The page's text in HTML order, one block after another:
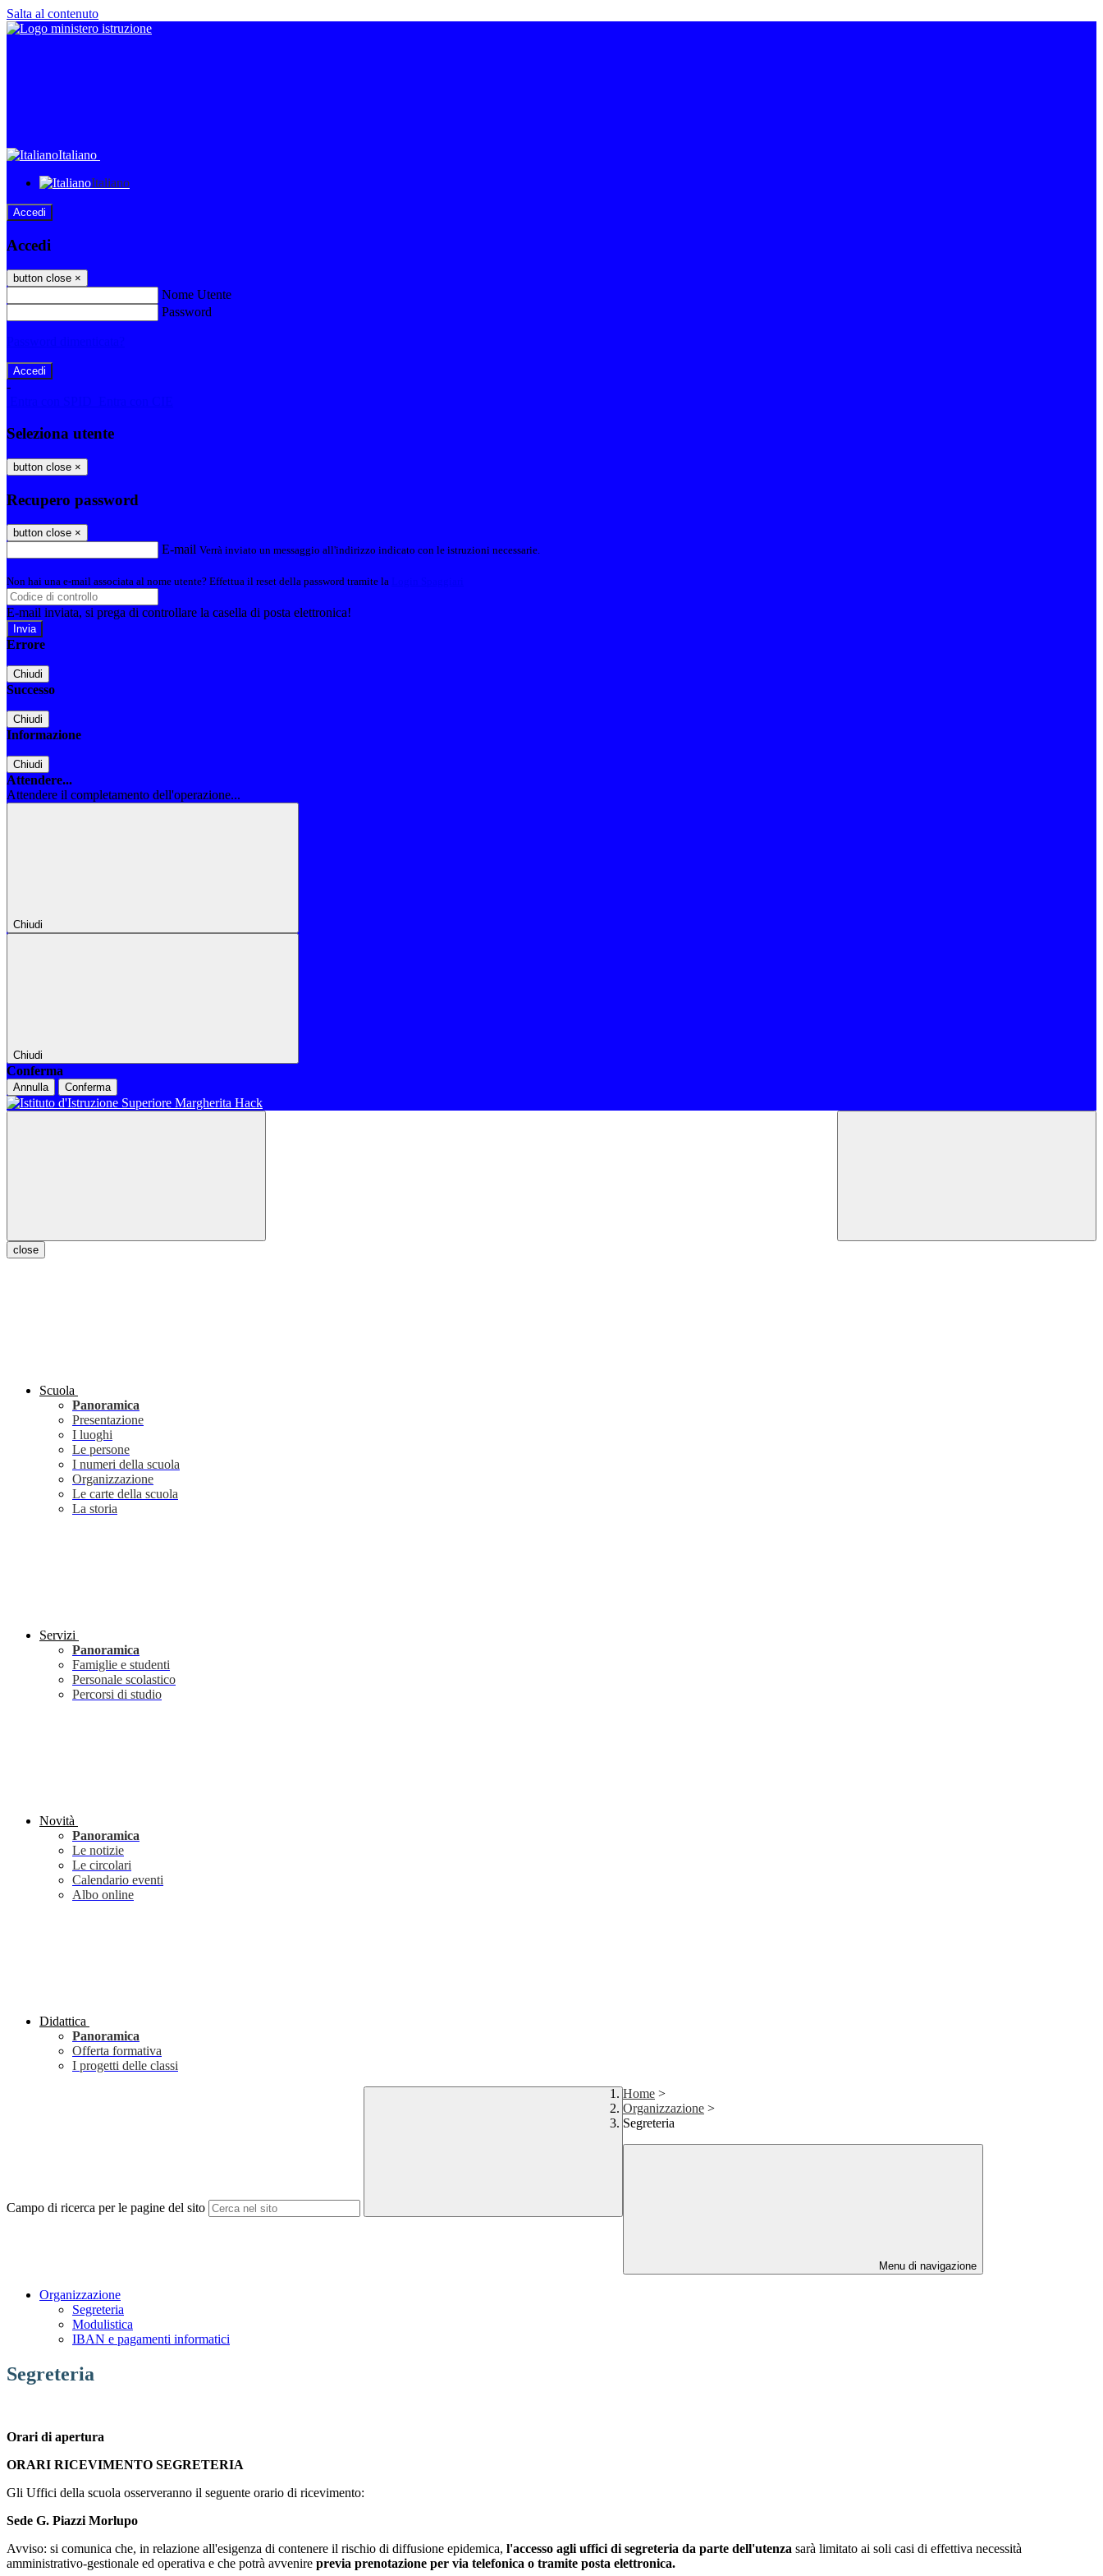
Salta al contenuto
Italiano
Italiano
Accedi
Accedi
button close ×
Nome Utente
Password
-
Seleziona utente
button close ×
Recupero password
button close ×
E-mail Verrà inviato un messaggio all'indirizzo indicato con le istruzioni necessarie.
Non hai una e-mail associata al nome utente? Effettua il reset della password tramite la
E-mail inviata, si prega di controllare la casella di posta elettronica!
Errore
Chiudi
Successo
Chiudi
Informazione
Chiudi
Attendere...
Attendere il completamento dell'operazione...
Chiudi
Chiudi
Conferma
Annulla Conferma
close
Scuola
Panoramica
Presentazione
I luoghi
Le persone
I numeri della scuola
Organizzazione
Le carte della scuola
La storia
Servizi
Panoramica
Famiglie e studenti
Personale scolastico
Percorsi di studio
Novità
Panoramica
Le notizie
Le circolari
Calendario eventi
Albo online
Didattica
Panoramica
Offerta formativa
I progetti delle classi
Campo di ricerca per le pagine del sito
Home >
Organizzazione >
Segreteria
Menu di navigazione
Organizzazione
Segreteria
Modulistica
IBAN e pagamenti informatici
Segreteria
Orari di apertura
ORARI RICEVIMENTO SEGRETERIA
Gli Uffici della scuola osserveranno il seguente orario di ricevimento:
Sede G. Piazzi Morlupo
Avviso: si comunica che, in relazione all'esigenza di contenere il rischio di diffusione epidemica, l'accesso agli uffici di segreteria da parte dell'utenza sarà limitato ai soli casi di effettiva necessità
amministrativo-gestionale ed operativa e che potrà avvenire previa prenotazione per via telefonica o tramite posta elettronica.